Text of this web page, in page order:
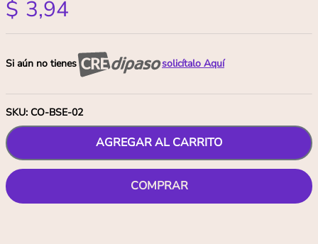
$ 3,94
Si aún no tienes solicítalo Aquí
SKU: CO-BSE-02
AGREGAR AL CARRITO
COMPRAR